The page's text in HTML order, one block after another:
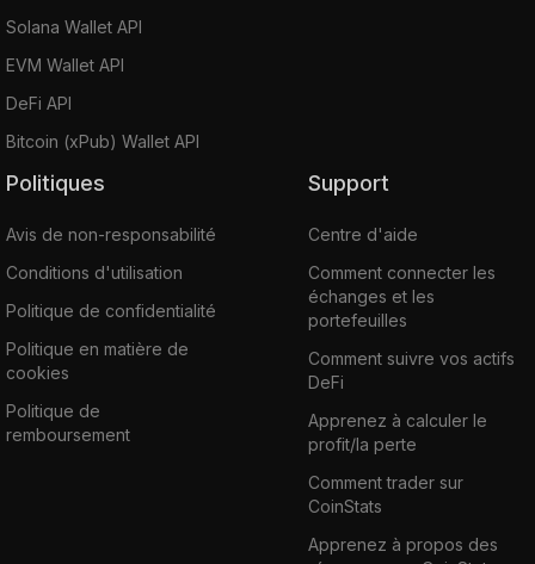
Solana Wallet API
EVM Wallet API
DeFi API
Bitcoin (xPub) Wallet API
Politiques
Avis de non-responsabilité
Conditions d'utilisation
Politique de confidentialité
Politique en matière de
cookies
Politique de
remboursement
Support
Centre d'aide
Comment connecter les
échanges et les
portefeuilles
Comment suivre vos actifs
DeFi
Apprenez à calculer le
profit/la perte
Comment trader sur
CoinStats
Apprenez à propos des